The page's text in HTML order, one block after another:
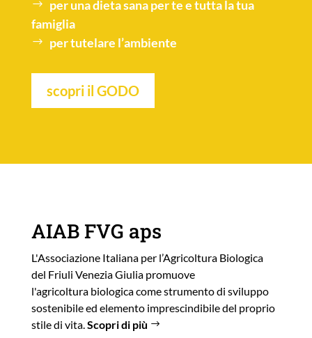
per unadieta sanaper te e tutta la tua
famiglia
per tutelare l’ambiente
scopri il GODO
AIAB FVG aps
L'Associazione Italiana per l’Agricoltura Biologica
del Friuli Venezia Giulia promuove
l'agricoltura biologica come strumento di sviluppo
sostenibile ed elemento imprescindibile del proprio
stile di vita.Scopri di più